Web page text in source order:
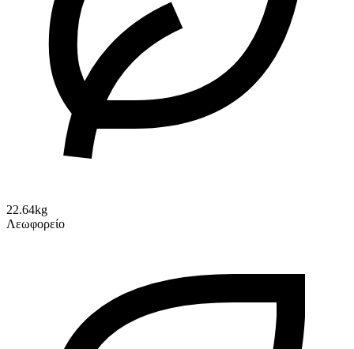
22.64kg
Λεωφορείο